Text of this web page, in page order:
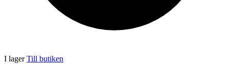
I lagerTill butiken